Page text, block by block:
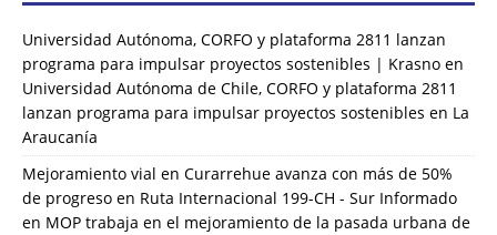
Universidad Autónoma, CORFO y plataforma 2811 lanzan
programa para impulsar proyectos sostenibles | Krasno en
Universidad Autónoma de Chile, CORFO y plataforma 2811
lanzan programa para impulsar proyectos sostenibles en La
Araucanía
Mejoramiento vial en Curarrehue avanza con más de 50%
de progreso en Ruta Internacional 199-CH - Sur Informado
en MOP trabaja en el mejoramiento de la pasada urbana de